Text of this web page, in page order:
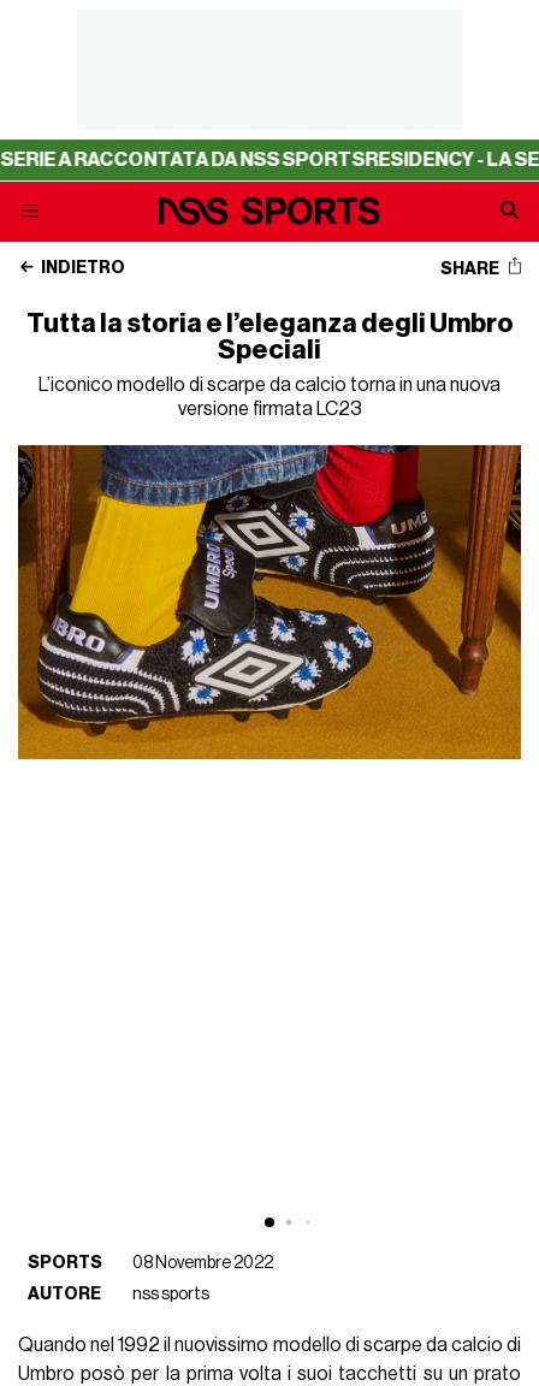
RACCONTATA DA NSS SPORTSRESIDENCY - LA SERIE A
INDIETRO SHARE
Tutta la storia e l’eleganza degli Umbro
Speciali
L’iconico modello di scarpe da calcio torna in una nuova
versione firmata LC23
SPORTS
08 Novembre 2022
AUTORE
nss sports
Quando nel 1992 il nuovissimo modello di scarpe da calcio di
Umbro posò per la prima volta i suoi tacchetti su un prato